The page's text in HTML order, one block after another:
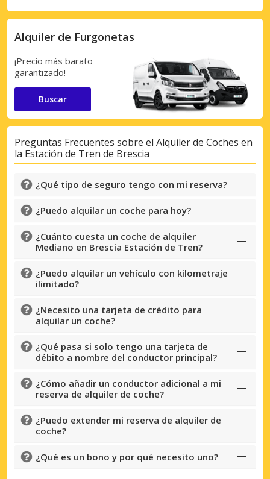
Alquiler de Furgonetas
¡Precio más barato
garantizado!
Buscar
Preguntas Frecuentes sobre el Alquiler de Coches en
la Estación de Tren de Brescia
¿Qué tipo de seguro tengo con mi reserva?
¿Puedo alquilar un coche para hoy?
¿Cuánto cuesta un coche de alquiler
Mediano en Brescia Estación de Tren?
¿Puedo alquilar un vehículo con kilometraje
ilimitado?
¿Necesito una tarjeta de crédito para
alquilar un coche?
¿Qué pasa si solo tengo una tarjeta de
débito a nombre del conductor principal?
¿Cómo añadir un conductor adicional a mi
reserva de alquiler de coche?
¿Puedo extender mi reserva de alquiler de
coche?
¿Qué es un bono y por qué necesito uno?